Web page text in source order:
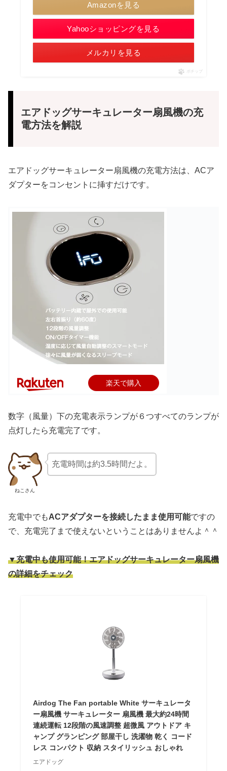
Amazonを見る
Yahooショッピングを見る
メルカリを見る
ポチップ
エアドッグサーキュレーター扇風機の充
電方法を解説
エアドッグサーキュレーター扇風機の充電方法は、ACア
ダプターをコンセントに挿すだけです。
楽天で購入
数字（風量）下の充電表示ランプが６つすべてのランプが
点灯したら充電完了です。
ねこさん
充電時間は約3.5時間だよ。
充電中でもACアダプターを接続したまま使用可能ですの
で、充電完了まで使えないということはありませんよ＾＾
▼充電中も使用可能！エアドッグサーキュレーター扇風機
の詳細をチェック
Airdog The Fan portable White サーキュレータ
ー扇風機 サーキュレーター 扇風機 最大約24時間
連続運転 12段階の風速調整 超微風 アウトドア キ
ャンプ グランピング 部屋干し 洗濯物 乾く コード
レス コンパクト 収納 スタイリッシュ おしゃれ
エアドッグ